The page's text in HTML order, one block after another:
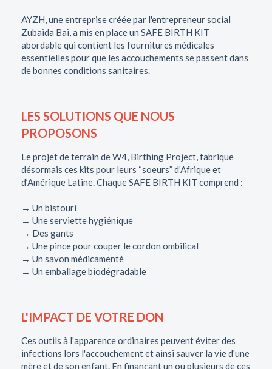
AYZH, une entreprise créée par l'entrepreneur social
Zubaida Bai, a mis en place un SAFE BIRTH KIT
abordable qui contient les fournitures médicales
essentielles pour que les accouchements se passent dans
de bonnes conditions sanitaires.
LES SOLUTIONS QUE NOUS
PROPOSONS
Le projet de terrain de W4, Birthing Project, fabrique
désormais ces kits pour leurs “soeurs” d’Afrique et
d’Amérique Latine. Chaque SAFE BIRTH KIT comprend :
→ Un bistouri
→ Une serviette hygiénique
→ Des gants
→ Une pince pour couper le cordon ombilical
→ Un savon médicamenté
→ Un emballage biodégradable
L'IMPACT DE VOTRE DON
Ces outils à l'apparence ordinaires peuvent éviter des
infections lors l'accouchement et ainsi sauver la vie d'une
mère et de son enfant. En finançant un ou plusieurs de ces